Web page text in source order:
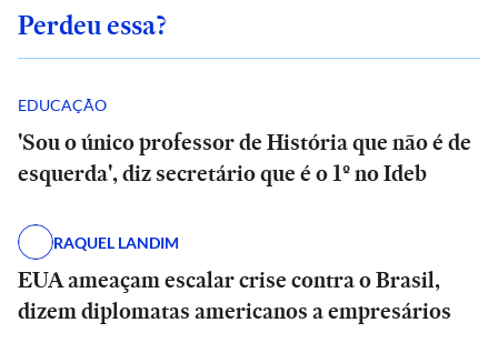
Perdeu essa?
EDUCAÇÃO
'Sou o único professor de História que não é de
esquerda', diz secretário que é o 1º no Ideb
RAQUEL LANDIM
EUA ameaçam escalar crise contra o Brasil,
dizem diplomatas americanos a empresários